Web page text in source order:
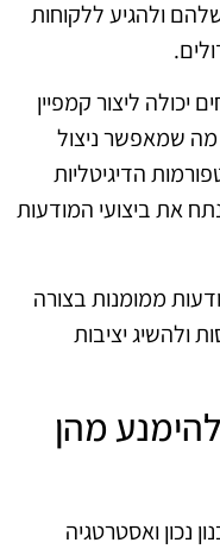
ולהגיע ללקוחות
יכולה ליצור קמפיין
שמאפשר ניצול
הדיגיטליות
את ביצועי המודעות
ממומנות בצורה
ולהשיג יציבות
מהן
נכון ואסטרטגיה